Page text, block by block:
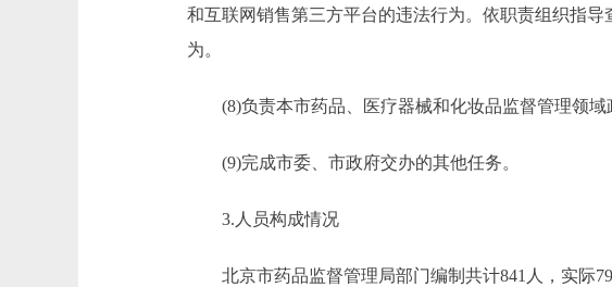
和互联网销售第三方平台的违法行为。依职责组织指
为。
(8)负责本市药品、医疗器械和化妆品监督管理领域
(9)完成市委、市政府交办的其他任务。
3.人员构成情况
北京市药品监督管理局部门编制共计841人，实际